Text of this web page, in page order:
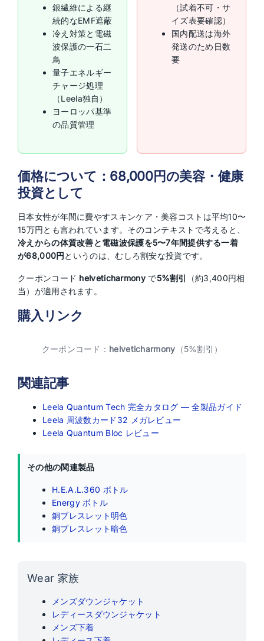
銀繊維による継
続的なEMF遮蔽
冷え対策と電磁
波保護の一石二
鳥
量子エネルギー
チャージ処理
（Leela独自）
ヨーロッパ基準
の品質管理
（試着不可・サ
イズ表要確認）
国内配送は海外
発送のため日数
要
価格について：68,000円の美容・健康
投資として
日本女性が年間に費やすスキンケア・美容コストは平均10〜
15万円とも言われています。そのコンテキストで考えると、
冷えからの体質改善と電磁波保護を5〜7年間提供する一着
が68,000円というのは、むしろ割安な投資です。
クーポンコード helveticharmonyで5%割引
（約3,400円相
当）が適用されます。
購入リンク
クーポンコード： helveticharmony （5%割引）
関連記事
Leela Quantum Tech 完全カタログ — 全製品ガイド
Leela 周波数カード32 メガレビュー
Leela Quantum Bloc レビュー
その他の関連製品
H.E.A.L.360 ボトル
Energy ボトル
銅ブレスレット明色
銅ブレスレット暗色
Wear 家族
メンズダウンジャケット
レディースダウンジャケット
メンズ下着